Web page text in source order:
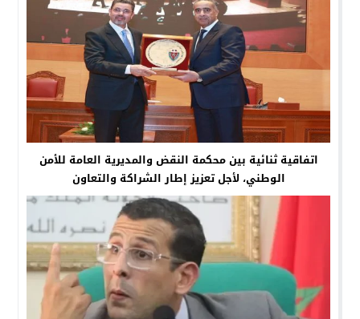
اتفاقية ثنائية بين محكمة النقض والمديرية العامة للأمن
الوطني، لأجل تعزيز إطار الشراكة والتعاون